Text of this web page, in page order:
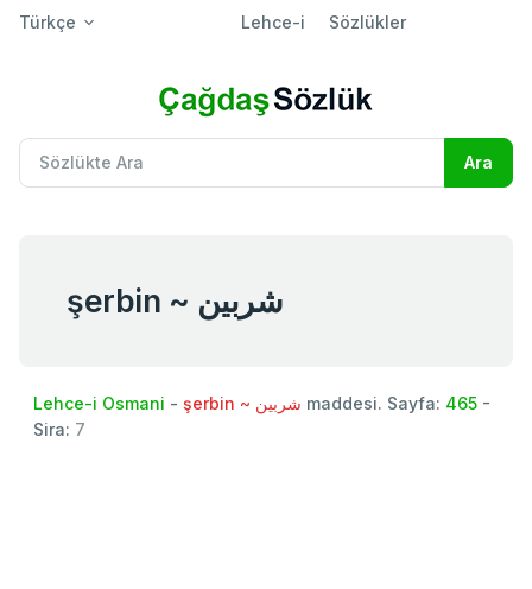
Türkçe Lehce-i Sözlükler
şerbin ~ شربين
Lehce-i Osmani - şerbin ~ شربين maddesi. Sayfa: 465 -
Sira: 7